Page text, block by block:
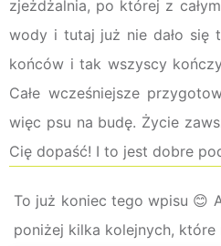
zjeżdżalnia, po której z
wody i tutaj już nie dało się
końców i tak wszyscy
Całe wcześniejsze
więc psu na budę. Życie
Cię dopaść! I to jest dobre
To już koniec tego wpisu 😊
poniżej kilka kolejnych, które